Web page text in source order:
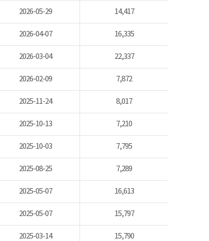
2026-05-29 14,417
2026-04-07 16,335
2026-03-04 22,337
2026-02-09 7,872
2025-11-24 8,017
2025-10-13 7,210
2025-10-03 7,795
2025-08-25 7,289
2025-05-07 16,613
2025-05-07 15,797
2025-03-14 15,790